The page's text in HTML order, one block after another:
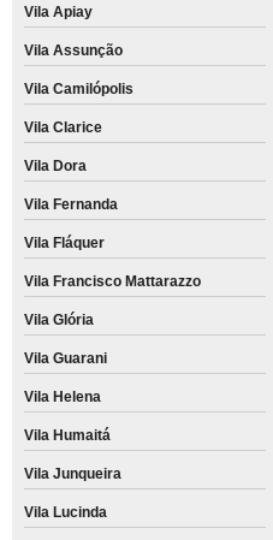
Vila Apiay
Vila Assunção
Vila Camilópolis
Vila Clarice
Vila Dora
Vila Fernanda
Vila Fláquer
Vila Francisco Mattarazzo
Vila Glória
Vila Guarani
Vila Helena
Vila Humaitá
Vila Junqueira
Vila Lucinda